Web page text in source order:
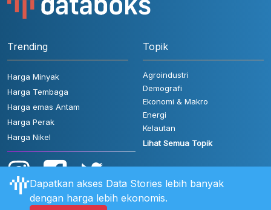
Trending
Harga Minyak
Harga Tembaga
Harga emas Antam
Harga Perak
Harga Nikel
Topik
Agroindustri
Demografi
Ekonomi & Makro
Energi
Kelautan
Lihat Semua Topik
Dapatkan akses Data Stories lebih banyak
dengan harga lebih ekonomis.